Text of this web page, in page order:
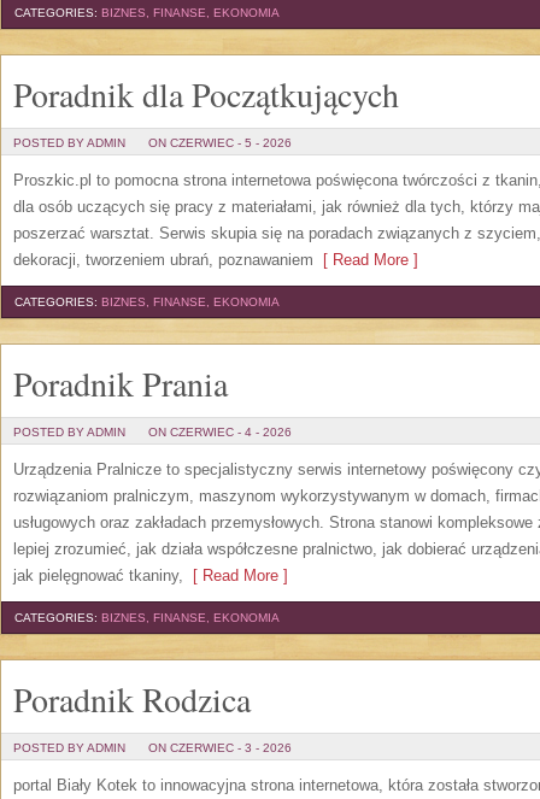
CATEGORIES: BIZNES, FINANSE, EKONOMIA
Poradnik dla Początkujących
POSTED BY ADMIN ON CZERWIEC - 5 - 2026
Proszkic.pl to pomocna strona internetowa poświęcona twórczości z
dla osób uczących się pracy z materiałami, jak również dla tych, którzy
poszerzać warsztat. Serwis skupia się na poradach związanych z
dekoracji, tworzeniem ubrań, poznawaniem [ Read More ]
CATEGORIES: BIZNES, FINANSE, EKONOMIA
Poradnik Prania
POSTED BY ADMIN ON CZERWIEC - 4 - 2026
Urządzenia Pralnicze to specjalistyczny serwis internetowy poświęcony
rozwiązaniom pralniczym, maszynom wykorzystywanym w domach,
usługowych oraz zakładach przemysłowych. Strona stanowi
lepiej zrozumieć, jak działa współczesne pralnictwo, jak dobierać
jak pielęgnować tkaniny, [ Read More ]
CATEGORIES: BIZNES, FINANSE, EKONOMIA
Poradnik Rodzica
POSTED BY ADMIN ON CZERWIEC - 3 - 2026
portal Biały Kotek to innowacyjna strona internetowa, która została